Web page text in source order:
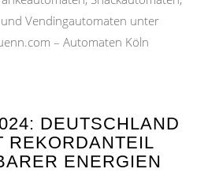
Vendingautomaten unter
– Automaten Köln
DEUTSCHLAND
REKORDANTEIL
ENERGIEN